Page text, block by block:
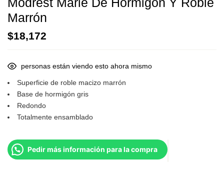
Marrón
$18,172
personas están viendo esto ahora mismo
Superficie de roble macizo marrón
Base de hormigón gris
Redondo
Totalmente ensamblado
Pedir más información para la compra